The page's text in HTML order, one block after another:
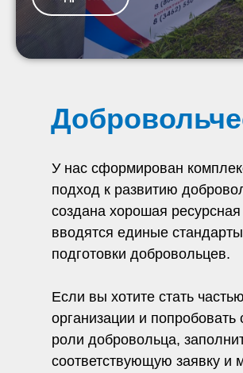
У нас сформирован
подход к развитию
создана хорошая ресурсная
вводятся единые
подготовки добровольцев.
Если вы хотите стать
организации и попробовать
роли добровольца,
соответствующую заявку и